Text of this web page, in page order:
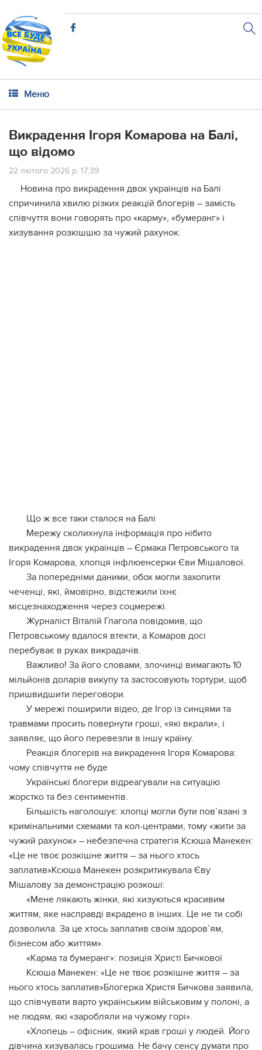
Меню
Викрадення Ігоря Комарова на Балі,
що відомо
22 лютого 2026 р. 17:39
Новина про викрадення двох українців на Балі
спричинила хвилю різких реакцій блогерів – замість
співчуття вони говорять про «карму», «бумеранг» і
хизування розкішшю за чужий рахунок.
Що ж все таки сталося на Балі
Мережу сколихнула інформація про нібито
викрадення двох українців – Єрмака Петровського та
Ігоря Комарова, хлопця інфлюенсерки Єви Мішалової.
За попередніми даними, обох могли захопити
чеченці, які, ймовірно, відстежили їхнє
місцезнаходження через соцмережі.
Журналіст Віталій Глагола повідомив, що
Петровському вдалося втекти, а Комаров досі
перебуває в руках викрадачів.
Важливо! За його словами, злочинці вимагають 10
мільйонів доларів викупу та застосовують тортури, щоб
пришвидшити переговори.
У мережі поширили відео, де Ігор із синцями та
травмами просить повернути гроші, «які вкрали», і
заявляє, що його перевезли в іншу країну.
Реакція блогерів на викрадення Ігоря Комарова:
чому співчуття не буде
Українські блогери відреагували на ситуацію
жорстко та без сентиментів.
Більшість наголошує: хлопці могли бути пов’язані з
кримінальними схемами та кол-центрами, тому «жити за
чужий рахунок» – небезпечна стратегія.Ксюша Манекен:
«Це не твоє розкішне життя – за нього хтось
заплатив»Ксюша Манекен розкритикувала Єву
Мішалову за демонстрацію розкоші:
«Мене лякають жінки, які хизуються красивим
життям, яке насправді вкрадено в інших. Це не ти собі
дозволила. За це хтось заплатив своїм здоров’ям,
бізнесом або життям».
«Карма та бумеранг»: позиція Христі Бичкової
Ксюша Манекен: «Це не твоє розкішне життя – за
нього хтось заплатив»Блогерка Христя Бичкова заявила,
що співчувати варто українським військовим у полоні, а
не людям, які «заробляли на чужому горі».
«Хлопець – офісник, який крав гроші у людей. Його
дівчина хизувалась грошима. Не бачу сенсу думати про